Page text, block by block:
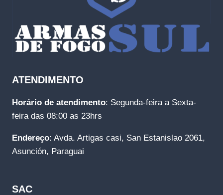
ATENDIMENTO
Horário de atendimento: Segunda-feira a Sexta-
feira das 08:00 as 23hrs
Endereço: Avda. Artigas casi, San Estanislao 2061,
Asunción, Paraguai
SAC